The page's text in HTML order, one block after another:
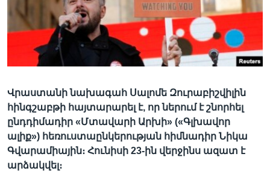
Լեզուներ
Վրաստանի նախագահ Սալոմե Զուրաբիշվիլին
հինգշաբթի հայտարարել է, որ ներում է շնորհել
ընդդիմադիր «Մտավարի Արխի» («Գլխավոր
ալիք») հեռուստաընկերության հիմնադիր Նիկա
Գվարամիային։ Հունիսի 23-ին վերջինս ազատ է
արձակվել։